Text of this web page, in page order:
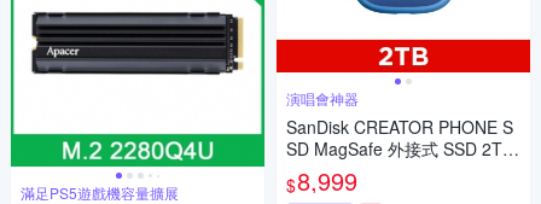
滿足PS5遊戲機容量擴展
演唱會神器
SanDisk CREATOR PHONE S
SD MagSafe 外接式 SSD 2TB
(公司貨)
$8,999